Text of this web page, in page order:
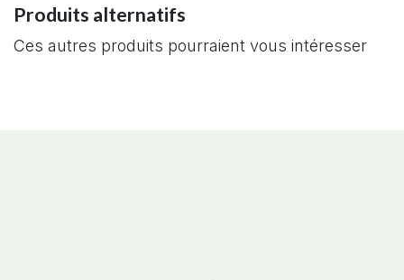
Produits alternatifs
Ces autres produits pourraient vous intéresser